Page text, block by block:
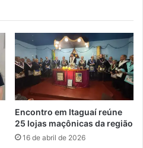
Encontro em Itaguaí reúne
25 lojas maçônicas da região
16 de abril de 2026